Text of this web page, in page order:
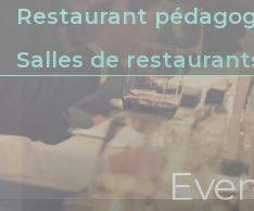
Personalización de sus opciones
Restaurant
Salles de restaurants